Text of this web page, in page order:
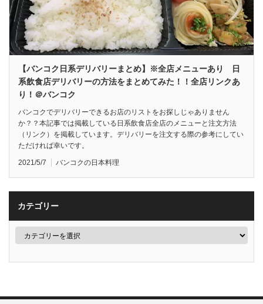
【バンコク日系デリバリーまとめ】※全店メニューあり 日
系飲食店デリバリーの方法をまとめてみた！！全店リンクあ
り！＠バンコク
バンコクでデリバリーできるお店のリストをお探しじゃありません
か？？本記事では掲載している日系飲食店全店のメニューと注文方法
（リンク）を掲載しています。デリバリーを注文する際の参考にしてい
ただければ幸いです。
2021/5/7 バンコクの日本料理
カテゴリー